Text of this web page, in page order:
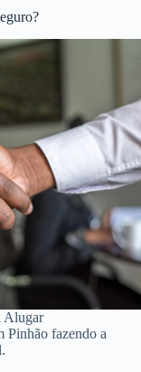
Alugar
Pinhão fazendo a